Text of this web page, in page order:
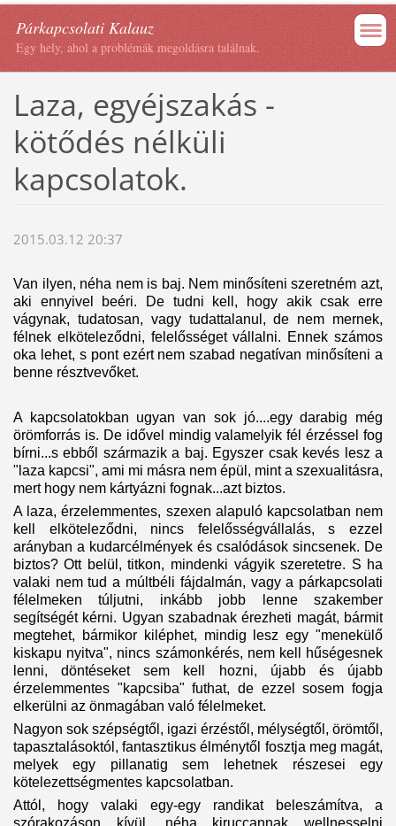
Párkapcsolati Kalauz
Egy hely, ahol a problémák megoldásra találnak.
Laza, egyéjszakás -
kötődés nélküli
kapcsolatok.
2015.03.12 20:37
Van ilyen, néha nem is baj. Nem minősíteni szeretném azt,
aki ennyivel beéri. De tudni kell, hogy akik csak erre
vágynak, tudatosan, vagy tudattalanul, de nem mernek,
félnek elköteleződni, felelősséget vállalni. Ennek számos
oka lehet, s pont ezért nem szabad negatívan minősíteni a
benne résztvevőket.
A kapcsolatokban ugyan van sok jó....egy darabig még
örömforrás is. De idővel mindig valamelyik fél érzéssel fog
bírni...s ebből származik a baj. Egyszer csak kevés lesz a
"laza kapcsi", ami mi másra nem épül, mint a szexualitásra,
mert hogy nem kártyázni fognak...azt biztos.
A laza, érzelemmentes, szexen alapuló kapcsolatban nem
kell elköteleződni, nincs felelősségvállalás, s ezzel
arányban a kudarcélmények és csalódások sincsenek. De
biztos? Ott belül, titkon, mindenki vágyik szeretetre. S ha
valaki nem tud a múltbéli fájdalmán, vagy a párkapcsolati
félelmeken túljutni, inkább jobb lenne szakember
segítségét kérni. Ugyan szabadnak érezheti magát, bármit
megtehet, bármikor kiléphet, mindig lesz egy "menekülő
kiskapu nyitva", nincs számonkérés, nem kell hűségesnek
lenni, döntéseket sem kell hozni, újabb és újabb
érzelemmentes "kapcsiba" futhat, de ezzel sosem fogja
elkerülni az önmagában való félelmeket.
Nagyon sok szépségtől, igazi érzéstől, mélységtől, örömtől,
tapasztalásoktól, fantasztikus élménytől fosztja meg magát,
melyek egy pillanatig sem lehetnek részesei egy
kötelezettségmentes kapcsolatban.
Attól, hogy valaki egy-egy randikat beleszámítva, a